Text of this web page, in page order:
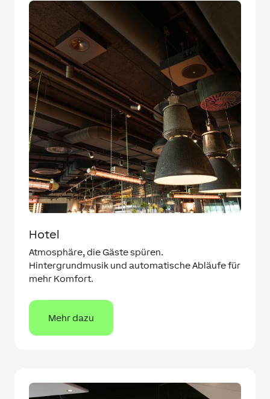
Hotel
Atmosphäre, die Gäste spüren.
Hintergrundmusik und automatische Abläufe für
mehr Komfort.
Mehr dazu